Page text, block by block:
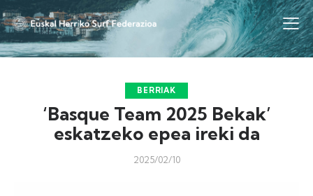
BERRIAK
‘Basque Team 2025 Bekak’
eskatzeko epea ireki da
2025/02/10